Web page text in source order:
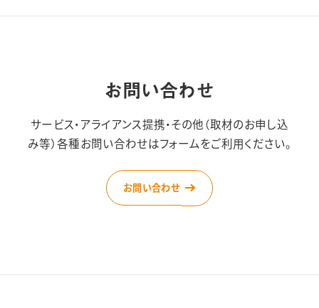
お問い合わせ
サービス・アライアンス提携・その他（取材のお申し込
み等）各種お問い合わせはフォームをご利用ください。
お問い合わせ